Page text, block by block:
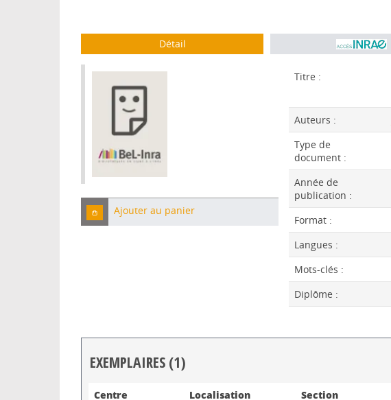
Détail
Ajouter au panier
Titre :
Auteurs :
Type de
document :
Année de
publication :
Format :
Langues :
Mots-clés :
Diplôme :
EXEMPLAIRES (1)
Centre Localisation Section